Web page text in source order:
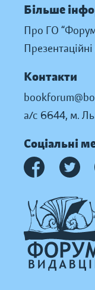
Більше
Про ГО
Контакти
а/с 6644, м.
Соціальні